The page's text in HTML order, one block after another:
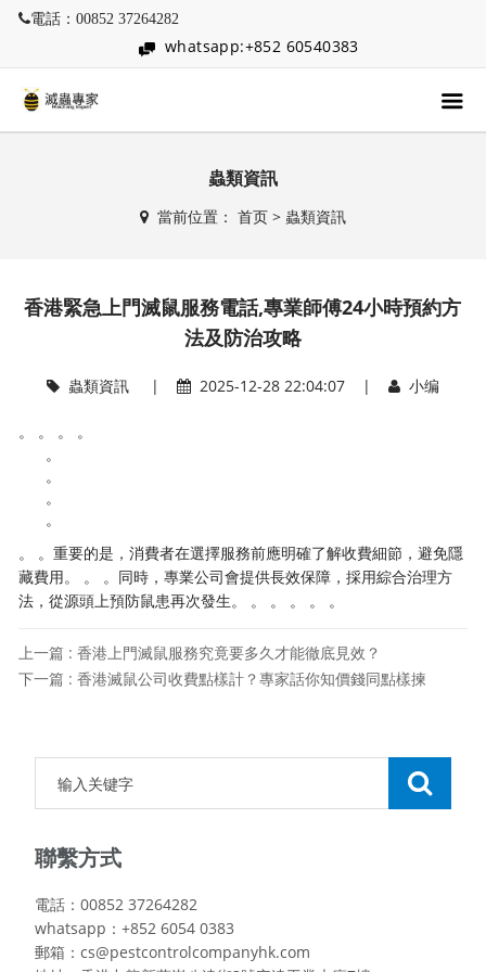
電話：00852 37264282
whatsapp:+852 60540383
蟲類資訊
當前位置： 首页> 蟲類資訊
香港緊急上門滅鼠服務電話,專業師傅24小時預約方
法及防治攻略
蟲類資訊| 2025-12-28 22:04:07 | 小编
。 。 。 。
。
。
。
。
。 。重要的是，消費者在選擇服務前應明確了解收費細節，避免隱
藏費用。 。 。同時，專業公司會提供長效保障，採用綜合治理方
法，從源頭上預防鼠患再次發生。 。 。 。 。 。
上一篇 : 香港上門滅鼠服務究竟要多久才能徹底見效？
下一篇 : 香港滅鼠公司收費點樣計？專家話你知價錢同點樣揀
聯繫方式
電話：00852 37264282
whatsapp：+852 6054 0383
郵箱：cs@pestcontrolcompanyhk.com